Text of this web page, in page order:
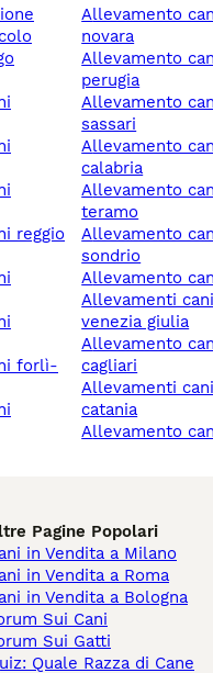
allevamento cani
novara
allevamento cani
perugia
allevamento cani
sassari
allevamento cani
calabria
allevamento cani
teramo
allevamento cani
sondrio
allevamento
allevamenti cani friuli
venezia giulia
allevamento cani
cagliari
allevamenti cani
catania
allevamento
Pagine Popolari
in Vendita a Milano
in Vendita a Roma
in Vendita a Bologna
Sui Cani
Sui Gatti
Quale Razza di Cane